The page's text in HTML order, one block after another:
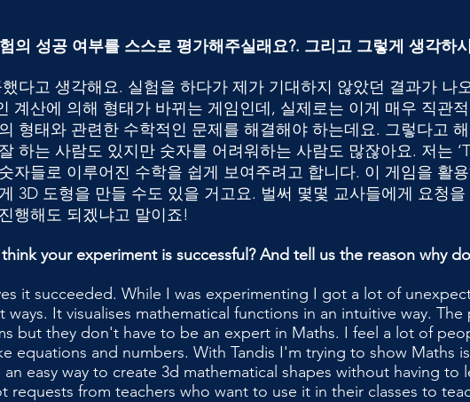
의 성공 여부를 스스로 평가해주실래요?. 그리고 그렇게 생각하
다고 생각해요. 실험을 하다가 제가 기대하지 않았던 결과가 나
계산에 의해 형태가 바뀌는 게임인데, 실제로는 이게 매우 직관
형태와 관련한 수학적인 문제를 해결해야 하는데요. 그렇다고
하는 사람도 있지만 숫자를 어려워하는 사람도 많잖아요. 저는
자들로 이루어진 수학을 쉽게 보여주려고 합니다. 이 게임을 활
3D 도형을 만들 수도 있을 거고요. 벌써 몇몇 교사들에게 요청을
행해도 되겠냐고 말이죠!
your experiment is successful? And tell us the reason why
it succeeded. While I was experimenting I got a lot of
ways. It visualises mathematical functions in an intuitive way.
but they don't have to be an expert in Maths. I feel a lot of
equations and numbers. With Tandis I'm trying to show Maths
an easy way to create 3d mathematical shapes without having
requests from teachers who want to use it in their classes to